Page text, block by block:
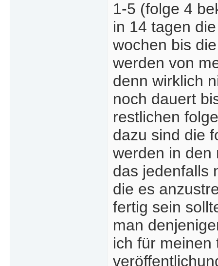
1-5 (folge 4
in 14 tagen
wochen bis
werden von
denn wirklich
noch dauert
restlichen
dazu sind die
werden in den
das jedenfalls
die es
fertig sein
man
ich für meinen